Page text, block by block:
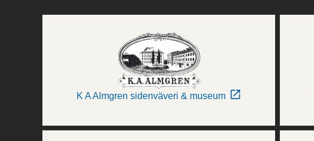
K A Almgren sidenväveri & museum